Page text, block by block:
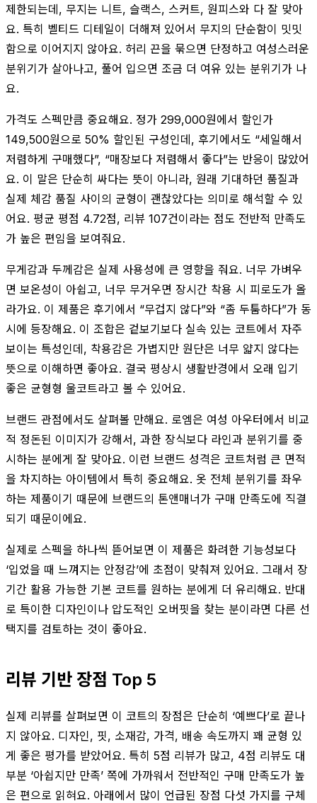
제한되는데, 무지는 니트, 슬랙스, 스커트, 원피스와 다 잘 맞아
요. 특히 벨티드 디테일이 더해져 있어서 무지의 단순함이 밋밋
함으로 이어지지 않아요. 허리 끈을 묶으면 단정하고 여성스러운
분위기가 살아나고, 풀어 입으면 조금 더 여유 있는 분위기가 나
요.
가격도 스펙만큼 중요해요. 정가 299,000원에서 할인가
149,500원으로 50% 할인된 구성인데, 후기에서도 “세일해서
저렴하게 구매했다”, “매장보다 저렴해서 좋다”는 반응이 많았어
요. 이 말은 단순히 싸다는 뜻이 아니라, 원래 기대하던 품질과
실제 체감 품질 사이의 균형이 괜찮았다는 의미로 해석할 수 있
어요. 평균 평점 4.72점, 리뷰 107건이라는 점도 전반적 만족도
가 높은 편임을 보여줘요.
무게감과 두께감은 실제 사용성에 큰 영향을 줘요. 너무 가벼우
면 보온성이 아쉽고, 너무 무거우면 장시간 착용 시 피로도가 올
라가요. 이 제품은 후기에서 “무겁지 않다”와 “좀 두툼하다”가 동
시에 등장해요. 이 조합은 겉보기보다 실속 있는 코트에서 자주
보이는 특성인데, 착용감은 가볍지만 원단은 너무 얇지 않다는
뜻으로 이해하면 좋아요. 결국 평상시 생활반경에서 오래 입기
좋은 균형형 울코트라고 볼 수 있어요.
브랜드 관점에서도 살펴볼 만해요. 로엠은 여성 아우터에서 비교
적 정돈된 이미지가 강해서, 과한 장식보다 라인과 분위기를 중
시하는 분에게 잘 맞아요. 이런 브랜드 성격은 코트처럼 큰 면적
을 차지하는 아이템에서 특히 중요해요. 옷 전체 분위기를 좌우
하는 제품이기 때문에 브랜드의 톤앤매너가 구매 만족도에 직결
되기 때문이에요.
실제로 스펙을 하나씩 뜯어보면 이 제품은 화려한 기능성보다
‘입었을 때 느껴지는 안정감’에 초점이 맞춰져 있어요. 그래서 장
기간 활용 가능한 기본 코트를 원하는 분에게 더 유리해요. 반대
로 특이한 디자인이나 압도적인 오버핏을 찾는 분이라면 다른 선
택지를 검토하는 것이 좋아요.
리뷰 기반 장점 Top 5
실제 리뷰를 살펴보면 이 코트의 장점은 단순히 ‘예쁘다’로 끝나
지 않아요. 디자인, 핏, 소재감, 가격, 배송 속도까지 꽤 균형 있
게 좋은 평가를 받았어요. 특히 5점 리뷰가 많고, 4점 리뷰도 대
부분 ‘아쉽지만 만족’ 쪽에 가까워서 전반적인 구매 만족도가 높
은 편으로 읽혀요. 아래에서 많이 언급된 장점 다섯 가지를 구체